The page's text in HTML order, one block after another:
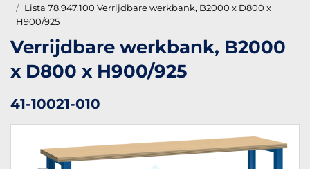
Lista 78.947.100 Verrijdbare werkbank, B2000 x D800 x
H900/925
Verrijdbare werkbank, B2000
x D800 x H900/925
41-10021-010